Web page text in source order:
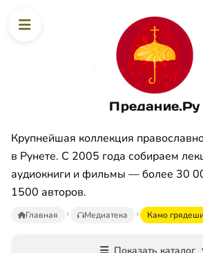
Предание.Ру
Крупнейшая коллекция
в Рунете. С 2005 года собираем
аудиокниги и фильмы — более 30
1500 авторов.
Главная Медиатека Камо